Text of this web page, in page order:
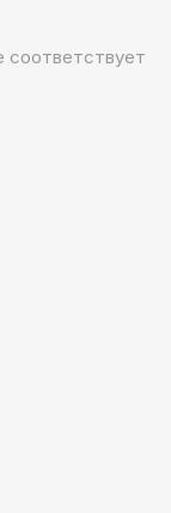
соответствует